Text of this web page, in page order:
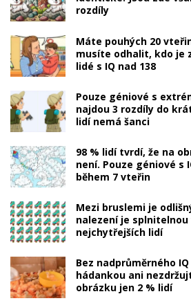
rozdíly
Máte pouhých 20
musíte odhalit, kdo je
lidé s IQ nad 138
Pouze géniové s
najdou 3 rozdíly do
lidí nemá šanci
98 % lidí tvrdí, že na
není. Pouze géniové s
během 7 vteřin
Mezi bruslemi je
nalezení je splnitelnou
nejchytřejších lidí
Bez nadprůměrného
hádankou ani
obrázku jen 2 % lidí